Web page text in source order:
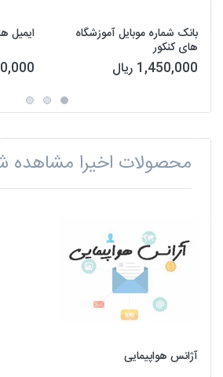
بانک شماره موبایل آموزشگاه
های کنکور
1,450,000 ریال
ایمیل
10,000
محصولات اخیرا مشاهده
آژانس هواپیمایی